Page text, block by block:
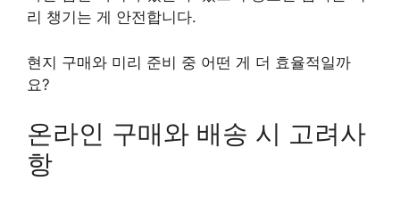
리 챙기는 게 안전합니다.
현지 구매와 미리 준비 중 어떤 게 더 효율적일까
요?
온라인 구매와 배송 시 고려사
항